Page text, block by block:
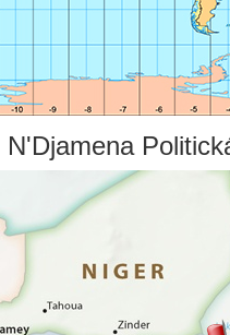
N'Djamena